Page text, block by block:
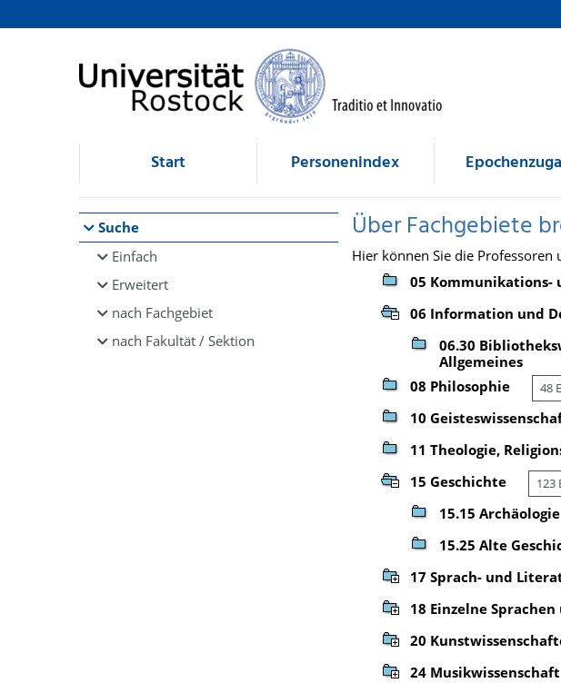
Browsen
direkt zum Inhalt
Start Personenindex
Suche
Einfach
Erweitert
nach Fachgebiet
nach Fakultät / Sektion
Über Fachgebiete
Hier können Sie die Professoren
05 Kommunikations-
06 Information und
06.30
Allgemeines
08 Philosophie 48
10
11 Theologie,
15 Geschichte 123
15.15 Archäologie
15.25 Alte
17 Sprach- und
18 Einzelne
20
24 Musikwissenschaft